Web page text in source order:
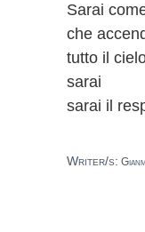
Sarai
che
tutto il
sarai
sarai il
Writer/s: